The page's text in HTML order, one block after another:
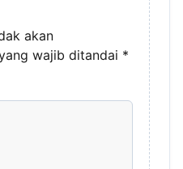
akan
wajib ditandai *